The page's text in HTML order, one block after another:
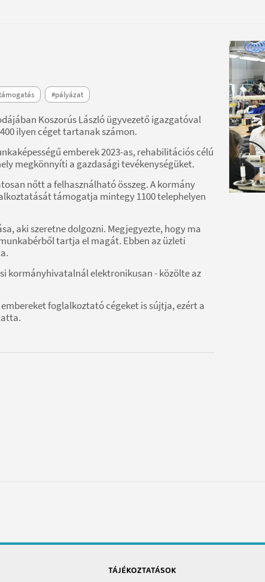
#pályázat
Koszorús László ügyvezető igazgatóval
ilyen céget tartanak számon.
emberek 2023-as, rehabilitációs célú
megkönnyíti a gazdasági tevékenységüket.
nőtt a felhasználható összeg. A kormány
támogatja mintegy 1100 telephelyen
aki szeretne dolgozni. Megjegyezte, hogy ma
tartja el magát. Ebben az üzleti
kormányhivatalnál elektronikusan - közölte az
foglalkoztató cégeket is sújtja, ezért a
TÁJÉKOZTATÁSOK